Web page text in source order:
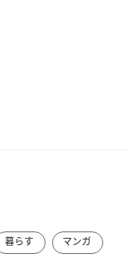
暮らす マンガ